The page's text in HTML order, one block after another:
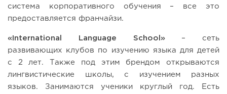
система корпоративного обучения – все это
предоставляется франчайзи.
«International Language School»– сеть
развивающих клубов по изучению языка для детей
с 2 лет. Также под этим брендом открываются
лингвистические школы, с изучением разных
языков. Занимаются ученики круглый год. Есть